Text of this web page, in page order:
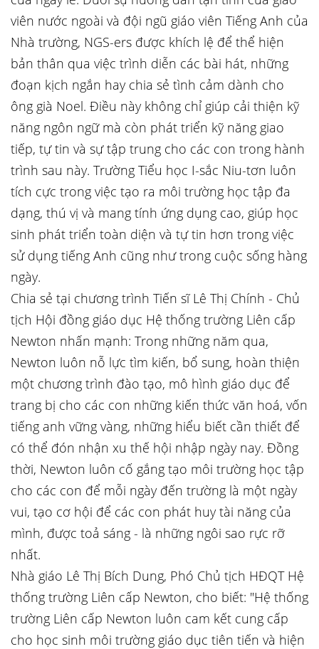
viên nước ngoài và đội ngũ giáo viên Tiếng Anh của
Nhà trường, NGS-ers được khích lệ để thể hiện
bản thân qua việc trình diễn các bài hát, những
đoạn kịch ngắn hay chia sẻ tình cảm dành cho
ông già Noel. Điều này không chỉ giúp cải thiện kỹ
năng ngôn ngữ mà còn phát triển kỹ năng giao
tiếp, tự tin và sự tập trung cho các con trong hành
trình sau này. Trường Tiểu học I-sắc Niu-tơn luôn
tích cực trong việc tạo ra môi trường học tập đa
dạng, thú vị và mang tính ứng dụng cao, giúp học
sinh phát triển toàn diện và tự tin hơn trong việc
sử dụng tiếng Anh cũng như trong cuộc sống hàng
ngày.
Chia sẻ tại chương trình Tiến sĩ Lê Thị Chính - Chủ
tịch Hội đồng giáo dục Hệ thống trường Liên cấp
Newton nhấn mạnh: Trong những năm qua,
Newton luôn nỗ lực tìm kiến, bổ sung, hoàn thiện
một chương trình đào tạo, mô hình giáo dục để
trang bị cho các con những kiến thức văn hoá, vốn
tiếng anh vững vàng, những hiểu biết cần thiết để
có thể đón nhận xu thế hội nhập ngày nay. Đồng
thời, Newton luôn cố gắng tạo môi trường học tập
cho các con để mỗi ngày đến trường là một ngày
vui, tạo cơ hội để các con phát huy tài năng của
mình, được toả sáng - là những ngôi sao rực rỡ
nhất.
Nhà giáo Lê Thị Bích Dung, Phó Chủ tịch HĐQT Hệ
thống trường Liên cấp Newton, cho biết: "Hệ thống
trường Liên cấp Newton luôn cam kết cung cấp
cho học sinh môi trường giáo dục tiên tiến và hiện